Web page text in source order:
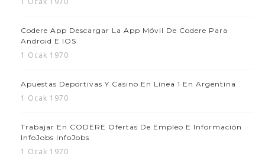
Codere App Descargar La App Móvil De Codere Para
Android E IOS
1 Ocak 1970
Apuestas Deportivas Y Casino En Línea 1 En Argentina
1 Ocak 1970
Trabajar En CODERE Ofertas De Empleo E Información
InfoJobs InfoJobs
1 Ocak 1970